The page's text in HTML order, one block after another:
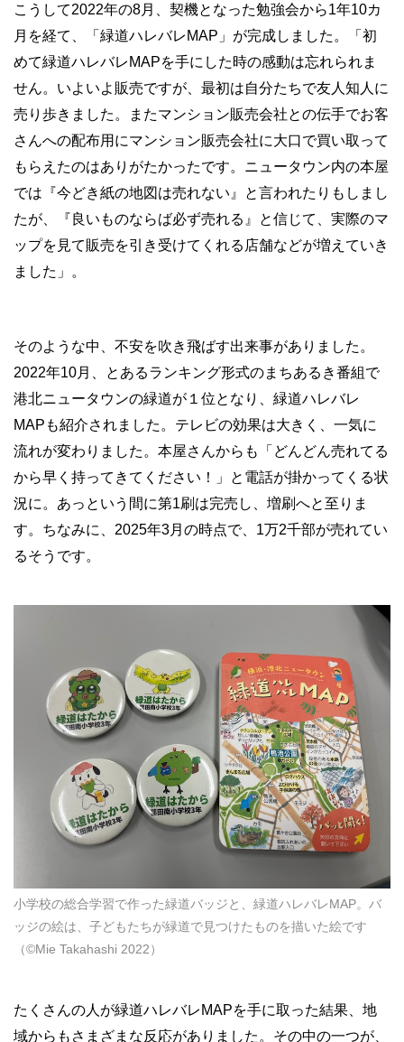
こうして2022年の8月、契機となった勉強会から1年10カ
月を経て、「緑道ハレバレMAP」が完成しました。「初
めて緑道ハレバレMAPを手にした時の感動は忘れられま
せん。いよいよ販売ですが、最初は自分たちで友人知人に
売り歩きました。またマンション販売会社との伝手でお客
さんへの配布用にマンション販売会社に大口で買い取って
もらえたのはありがたかったです。ニュータウン内の本屋
では『今どき紙の地図は売れない』と言われたりもしまし
たが、『良いものならば必ず売れる』と信じて、実際のマ
ップを見て販売を引き受けてくれる店舗などが増えていき
ました」。
そのような中、不安を吹き飛ばす出来事がありました。
2022年10月、とあるランキング形式のまちあるき番組で
港北ニュータウンの緑道が１位となり、緑道ハレバレ
MAPも紹介されました。テレビの効果は大きく、一気に
流れが変わりました。本屋さんからも「どんどん売れてる
から早く持ってきてください！」と電話が掛かってくる状
況に。あっという間に第1刷は完売し、増刷へと至りま
す。ちなみに、2025年3月の時点で、1万2千部が売れてい
るそうです。
小学校の総合学習で作った緑道バッジと、緑道ハレバレMAP。バ
ッジの絵は、子どもたちが緑道で見つけたものを描いた絵です
（©Mie Takahashi 2022）
たくさんの人が緑道ハレバレMAPを手に取った結果、地
域からもさまざまな反応がありました。その中の一つが、